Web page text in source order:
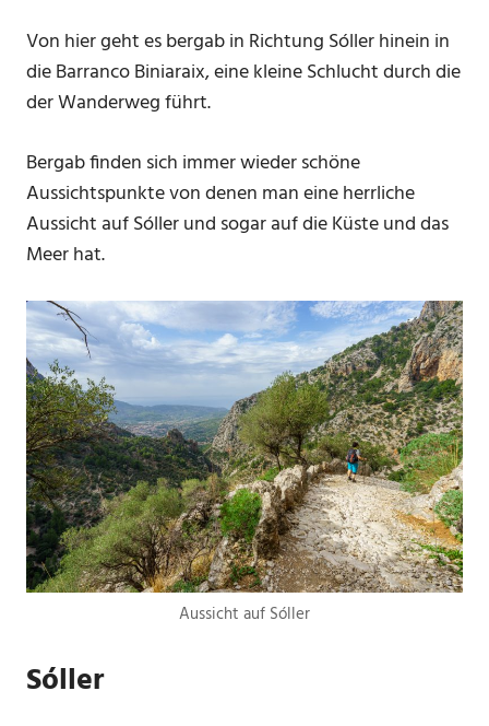
Von hier geht es bergab in Richtung Sóller hinein in
die Barranco Biniaraix, eine kleine Schlucht durch die
der Wanderweg führt.
Bergab finden sich immer wieder schöne
Aussichtspunkte von denen man eine herrliche
Aussicht auf Sóller und sogar auf die Küste und das
Meer hat.
Aussicht auf Sóller
Sóller